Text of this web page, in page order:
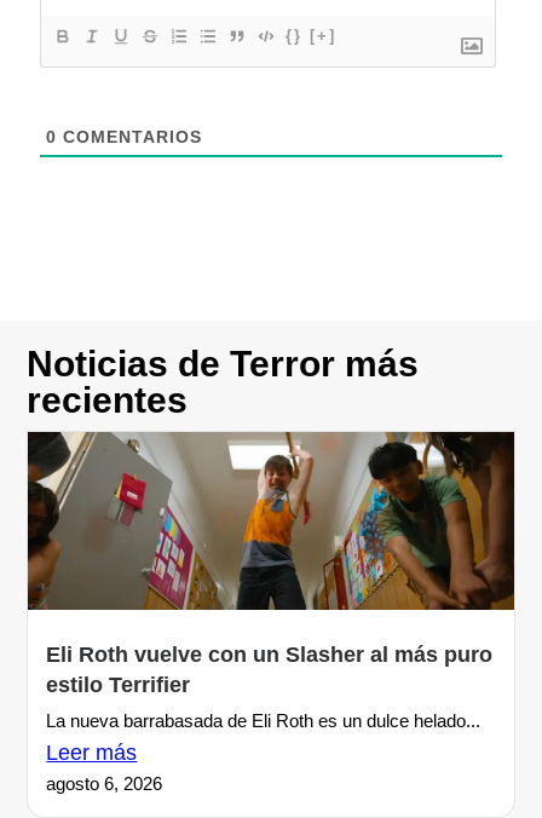
{} [+]
0 COMENTARIOS
Noticias de Terror más
recientes
Eli Roth vuelve con un Slasher al más puro
estilo Terrifier
La nueva barrabasada de Eli Roth es un dulce helado...
Leer más
agosto 6, 2026